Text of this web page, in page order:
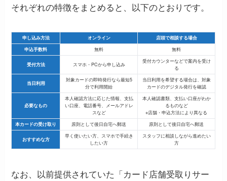
それぞれの特徴をまとめると、以下のとおりです。
申し込み方法 オンライン
店頭で相談する場合
申込手数料
無料 無料
受付方法 スマホ・PCから申し込み
受付カウンターなどで案内を受け
る
当日利用
対象カードの即時発行なら最短5
分で利用開始
当日利用を希望する場合は、対象
カードのデジタル発行を確認
必要なもの
本人確認方法に応じた情報、支払
い口座、電話番号、メールアドレ
スなど
本人確認書類、支払い口座がわか
るものなど
※店舗・申込方法により異なる
本カードの受け取り
原則として後日自宅へ郵送 原則として後日自宅へ郵送
おすすめな方
早く使いたい方、スマホで手続き
したい方
スタッフに相談しながら進めたい
方
なお、以前提供されていた「カード店舗受取りサー